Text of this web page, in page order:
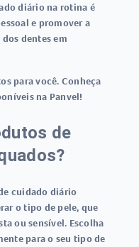
diário na rotina é
e promover a
dentes em
para você. Conheça
na Panvel!
de
cuidado diário
o tipo de pele, que
ou sensível. Escolha
para o seu tipo de